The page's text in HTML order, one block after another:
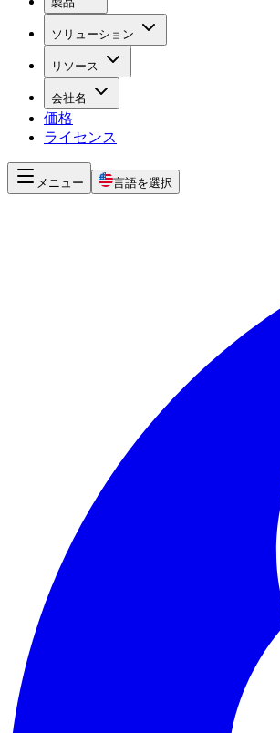
ソリューション
リソース
会社名
価格
ライセンス
メニュー 言語を選択